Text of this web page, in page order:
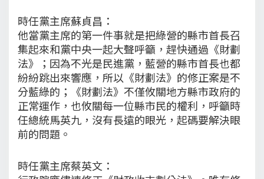
時任黨主席蘇貞昌：
他當黨主席的第一件事就是把綠營的縣市首長召
集起來和黨中央一起大聲呼籲，趕快通過《財劃
法》；因為不光是民進黨，藍營的縣市首長也都
紛紛跳出來響應，所以《財劃法》的修正案是不
分藍綠的；《財劃法》不僅攸關地方縣市政府的
正常運作，也攸關每一位縣市民的權利，呼籲時
任總統馬英九，沒有長遠的眼光，起碼要解決眼
前的問題。
時任黨主席蔡英文：